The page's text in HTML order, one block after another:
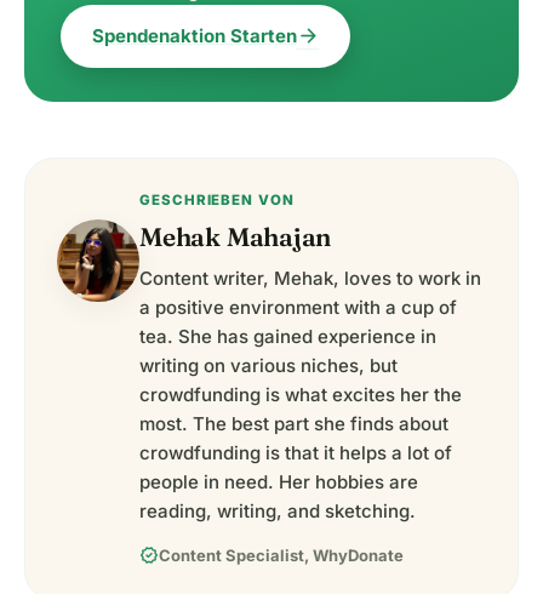
Spendenaktion Startenarrow_forward
GESCHRIEBEN VON
Mehak Mahajan
Content writer, Mehak, loves to work in
a positive environment with a cup of
tea. She has gained experience in
writing on various niches, but
crowdfunding is what excites her the
most. The best part she finds about
crowdfunding is that it helps a lot of
people in need. Her hobbies are
reading, writing, and sketching.
verifiedContent Specialist, WhyDonate